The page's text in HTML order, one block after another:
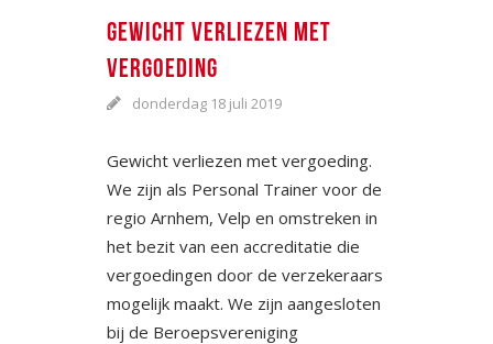
GEWICHT VERLIEZEN MET
VERGOEDING
donderdag 18 juli 2019
Gewicht verliezen met vergoeding.
We zijn als Personal Trainer voor de
regio Arnhem, Velp en omstreken in
het bezit van een accreditatie die
vergoedingen door de verzekeraars
mogelijk maakt. We zijn aangesloten
bij de Beroepsvereniging